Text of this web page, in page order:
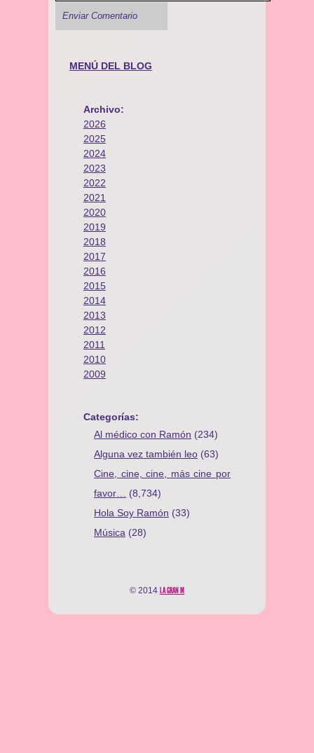
MENÚ DEL BLOG
Archivo:
2026
2025
2024
2023
2022
2021
2020
2019
2018
2017
2016
2015
2014
2013
2012
2011
2010
2009
Categorías:
Al médico con Ramón (234)
Alguna vez también leo (63)
Cine, cine, cine, más cine por
favor…
(8,734)
Hola Soy Ramón (33)
Música (28)
© 2014 LA GRAN M